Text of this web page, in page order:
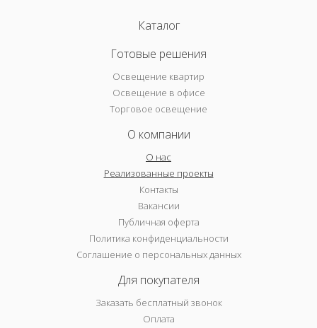
Каталог
Готовые решения
Освещение квартир
Освещение в офисе
Торговое освещение
О компании
О нас
Реализованные проекты
Контакты
Вакансии
Публичная оферта
Политика конфиденциальности
Соглашение о персональных данных
Для покупателя
Заказать бесплатный звонок
Оплата